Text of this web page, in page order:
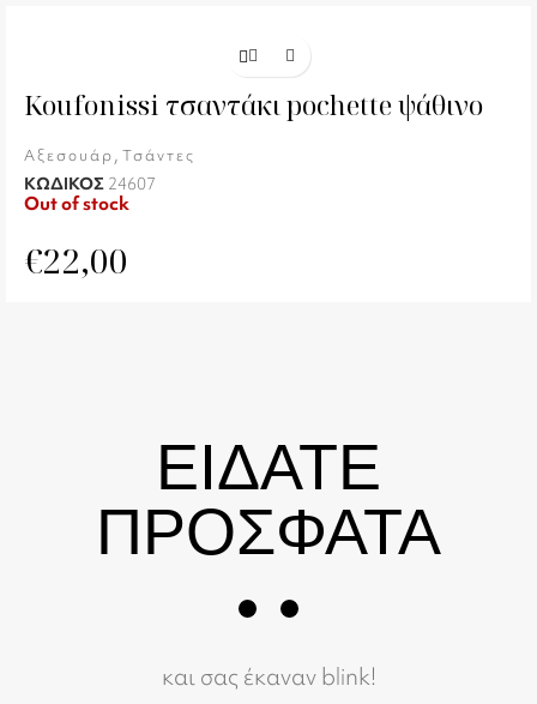
Koufonissi τσαντάκι pochette ψάθινο
Αξεσουάρ, Τσάντες
ΚΩΔΙΚΟΣ 24607
Out of stock
€22,00
ΕΙΔΑΤΕ
ΠΡΟΣΦΑΤΑ
και σας έκαναν blink!